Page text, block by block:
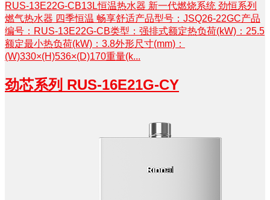
RUS-13E22G-CB13L恒温热水器 新一代燃烧系统 劲恒系列
燃气热水器 四季恒温 畅享舒适产品型号：JSQ26-22GC产品
编号：RUS-13E22G-CB类型：强排式额定热负荷(kW)：25.5
额定最小热负荷(kW)：3.8外形尺寸(mm)：
(W)330×(H)536×(D)170重量(k...
劲芯系列 RUS-16E21G-CY